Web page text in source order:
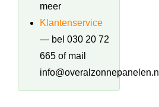
meer
Klantenservice
— bel 030 20 72
665 of mail
info@overalzonnepanelen.nl